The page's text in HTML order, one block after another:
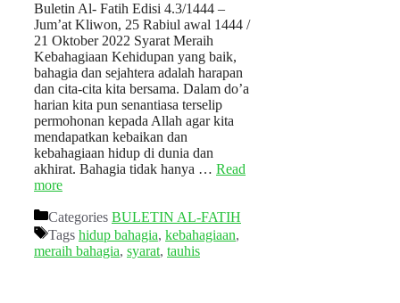
Buletin Al- Fatih Edisi 4.3/1444 –
Jum’at Kliwon, 25 Rabiul awal 1444 /
21 Oktober 2022 Syarat Meraih
Kebahagiaan Kehidupan yang baik,
bahagia dan sejahtera adalah harapan
dan cita-cita kita bersama. Dalam do’a
harian kita pun senantiasa terselip
permohonan kepada Allah agar kita
mendapatkan kebaikan dan
kebahagiaan hidup di dunia dan
akhirat. Bahagia tidak hanya … Read
more
Categories BULETIN AL-FATIH
Tags hidup bahagia, kebahagiaan,
meraih bahagia, syarat, tauhis